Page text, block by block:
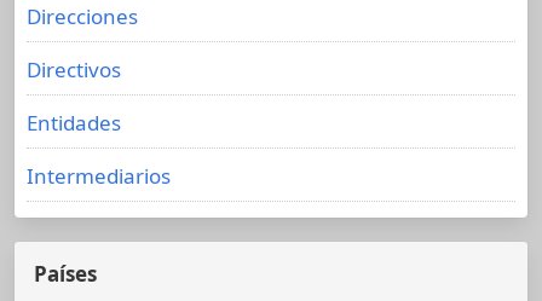
Direcciones
Directivos
Entidades
Intermediarios
Países